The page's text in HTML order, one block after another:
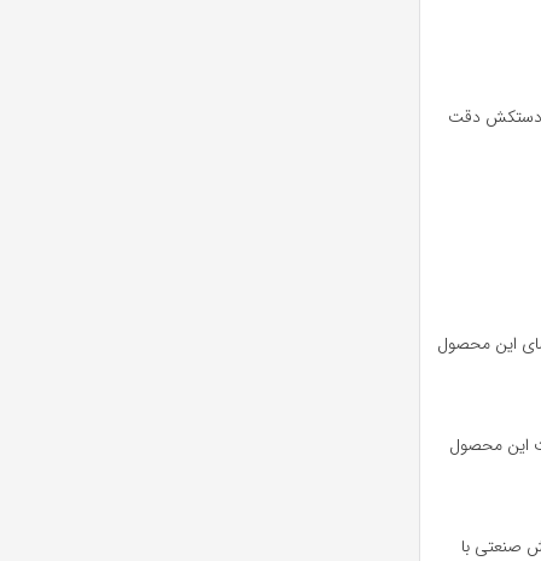
دستکش دقت
این محصول
این محصول
صنعتی با